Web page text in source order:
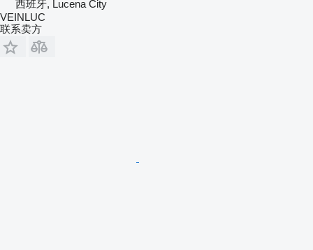
西班牙, Lucena City
VEINLUC
联系卖方